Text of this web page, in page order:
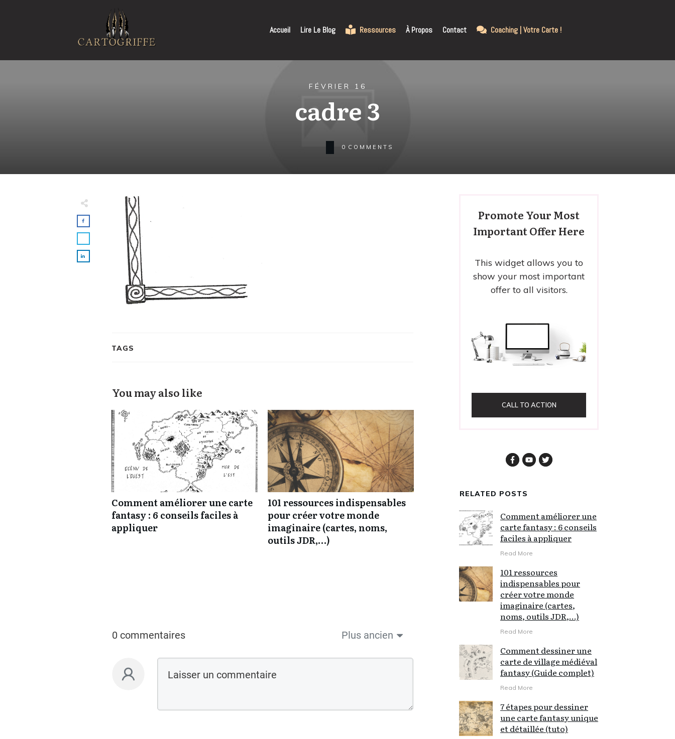
Accueil Lire Le Blog Ressources À Propos Contact Coaching | Votre Carte !
FÉVRIER 16
cadre 3
0 COMMENTS
TAGS
You may also like
Comment améliorer une carte
fantasy : 6 conseils faciles à
appliquer
101 ressources indispensables
pour créer votre monde
imaginaire (cartes, noms,
outils JDR,…)
0 commentaires Plus ancien
Promote Your Most
Important Offer Here
This widget allows you to
show your most important
offer to all visitors.
CALL TO ACTION
RELATED POSTS
Comment améliorer une
carte fantasy : 6 conseils
faciles à appliquer
Read More
101 ressources
indispensables pour
créer votre monde
imaginaire (cartes,
noms, outils JDR,…)
Read More
Comment dessiner une
carte de village médiéval
fantasy (Guide complet)
Read More
7 étapes pour dessiner
une carte fantasy unique
et détaillée (tuto)